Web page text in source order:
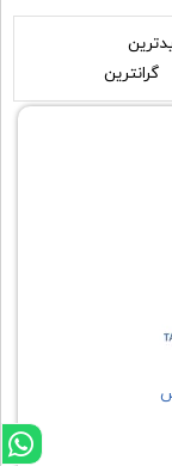
گرانترین